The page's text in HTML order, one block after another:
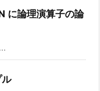
に論理演算子の論